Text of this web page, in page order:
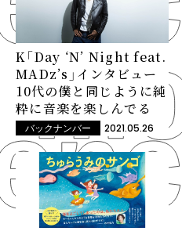
K「Day ‘N’ Night feat.
MADz’s」インタビュー
――10代の僕と同じように純
粋に音楽を楽しんでる
バックナンバー 2021.05.26